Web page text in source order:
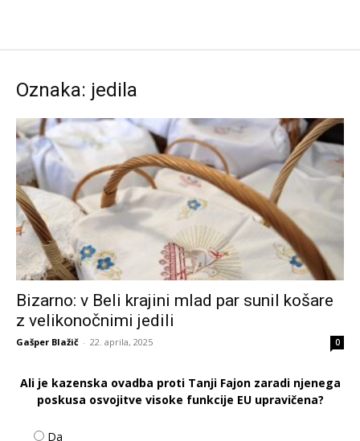
Oznaka: jedila
Bizarno: v Beli krajini mlad par sunil košare
z velikonočnimi jedili
Gašper Blažič - 22. aprila, 2025 0
Ali je kazenska ovadba proti Tanji Fajon zaradi njenega
poskusa osvojitve visoke funkcije EU upravičena?
Da